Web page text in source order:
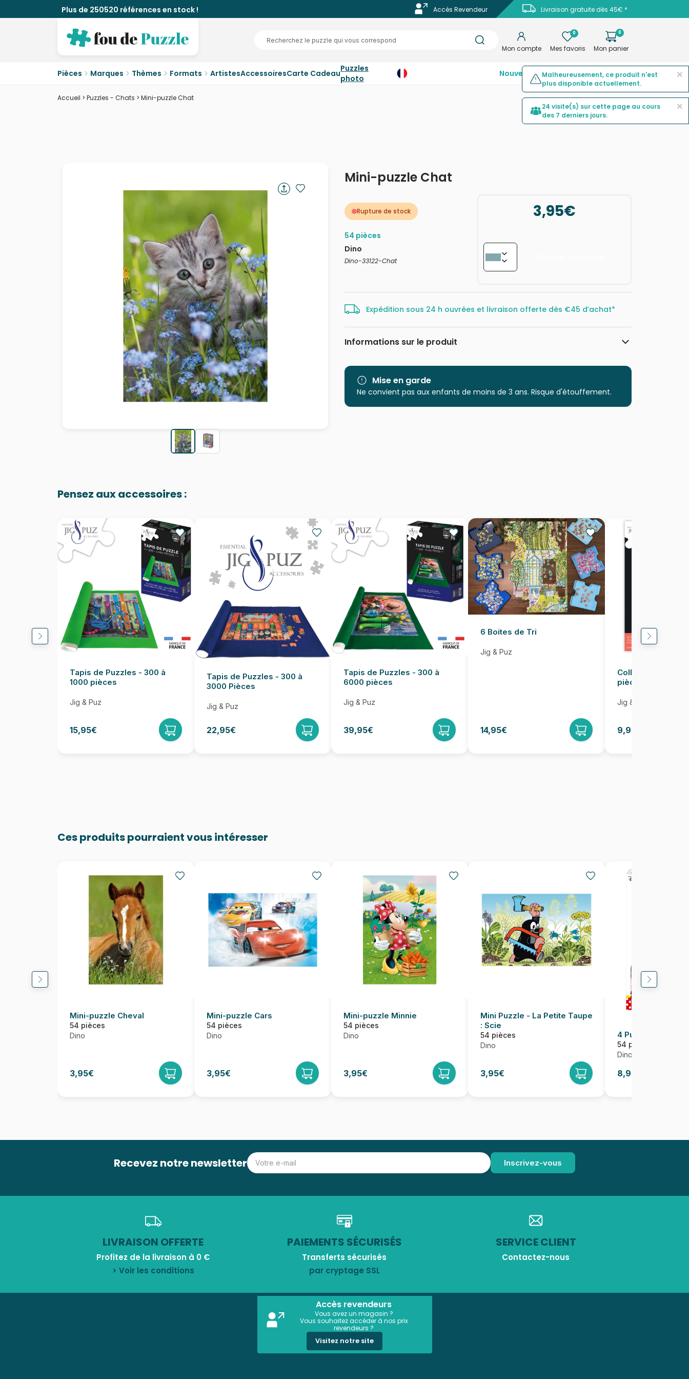
Plus de 250520 références en stock ! Livraison gratuite dès 45€ *
Accès Revendeur
Mon compte
0
Mes favoris
0
Mon panier
Pièces Marques Thèmes Formats ArtistesAccessoiresCarte CadeauPuzzles
photo
NouveautésTop ventesPromotions
Accueil > Puzzles - Chats > Mini-puzzle Chat
Mini-puzzle Chat
Rupture de stock
54 pièces
Dino
Dino-33122-Chat
3,95€
Expédition sous 24 h ouvrées et livraison offerte dès €45 d’achat*
Informations sur le produit
Catégorie
Age
à partir de 6 ans (50 à 100 pièces)
Mise en garde
Ne convient pas aux enfants de moins de 3 ans. Risque d'étouffement.
Pensez aux accessoires :
Tapis de Puzzles - 300 à
1000 pièces
Jig & Puz
15,95€
Tapis de Puzzles - 300 à
3000 Pièces
Jig & Puz
22,95€
Tapis de Puzzles - 300 à
6000 pièces
Jig & Puz
39,95€
6 Boites de Tri
Jig & Puz
14,95€
Colle pour Puzzle
pièces
Jig & Puz
9,95€
Ces produits pourraient vous intéresser
Mini-puzzle Cheval
54 pièces
Dino
3,95€
Mini-puzzle Cars
54 pièces
Dino
3,95€
Mini-puzzle Minnie
54 pièces
Dino
3,95€
Mini Puzzle - La Petite Taupe
: Scie
54 pièces
Dino
3,95€
4 Puzzles -
54 pièces
Dino
8,95€
Recevez notre newsletter
LIVRAISON OFFERTE
Profitez de la livraison à 0 €
> Voir les conditions
PAIEMENTS SÉCURISÉS
Transferts sécurisés
par cryptage SSL
SERVICE CLIENT
Contactez-nous
Accès revendeurs
Vous avez un magasin ?
Vous souhaitez accéder à nos prix
revendeurs ?
Visitez notre site
×
Malheureusement, ce produit n'est
plus disponible actuellement.
×
24 visite(s) sur cette page au cours
des 7 derniers jours.